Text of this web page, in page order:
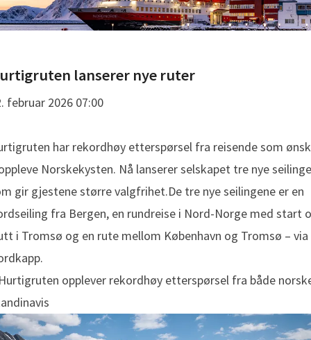
lanserer nye ruter
februar 2026 07:00
har rekordhøy etterspørsel fra reisende som
Norskekysten. Nå lanserer selskapet tre nye
gir gjestene større valgfrihet.De tre nye seilingene er en
fra Bergen, en rundreise i Nord-Norge med start
i Tromsø og en rute mellom København og Tromsø – via
opplever rekordhøy etterspørsel fra både